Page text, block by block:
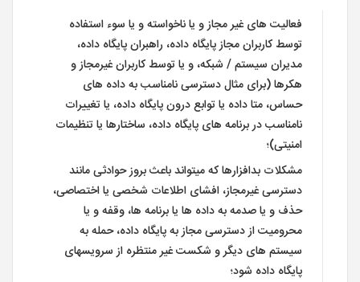
فعالیت های غیر مجاز و یا ناخواسته و یا سوء استفاده
توسط کاربران مجاز پایگاه داده، راهبران پایگاه داده،
مدیران سیستم / شبکه، و یا توسط کاربران غیرمجاز و
هکرها (برای مثال دسترسی نامناسب به داده های
حساس، متا داده یا توابع درون پایگاه داده، یا تغییرات
نامناسب در برنامه های پایگاه داده، ساختارها یا تنظیمات
امنیتی)؛
مشکلات بدافزارها که میتواند باعث بروز حوادثی مانند
دسترسی غیرمجاز، افشای اطلاعات شخصی یا اختصاصی،
حذف و یا صدمه به داده ها یا برنامه ها، وقفه و یا
محرومیت از دسترسی مجاز به پایگاه داده، حمله به
سیستم های دیگر و شکست غیر منتظره از سرویسهای
پایگاه داده شود؛